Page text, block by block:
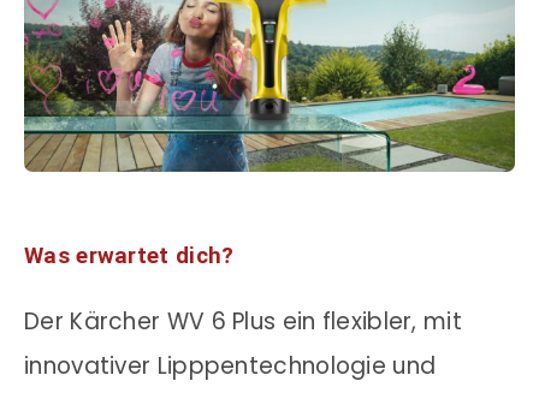
Was erwartet dich?
Der Kärcher WV 6 Plus ein flexibler, mit
innovativer Lipppentechnologie und